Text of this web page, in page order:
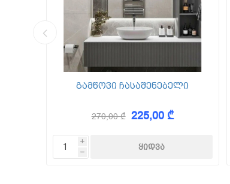
KAEM
გამწოვი ჩასაშენებელი
270,00 ₾ 225,00 ₾
i
h